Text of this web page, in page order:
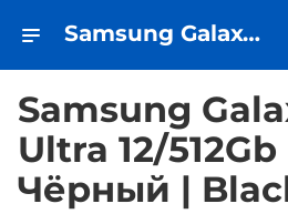
Samsung Galaxy S26 Ultra 12/512Gb Чёрный | Black • купить в Самаре - iЧехол
Samsung
Ultra 12/512Gb
Чёрный |